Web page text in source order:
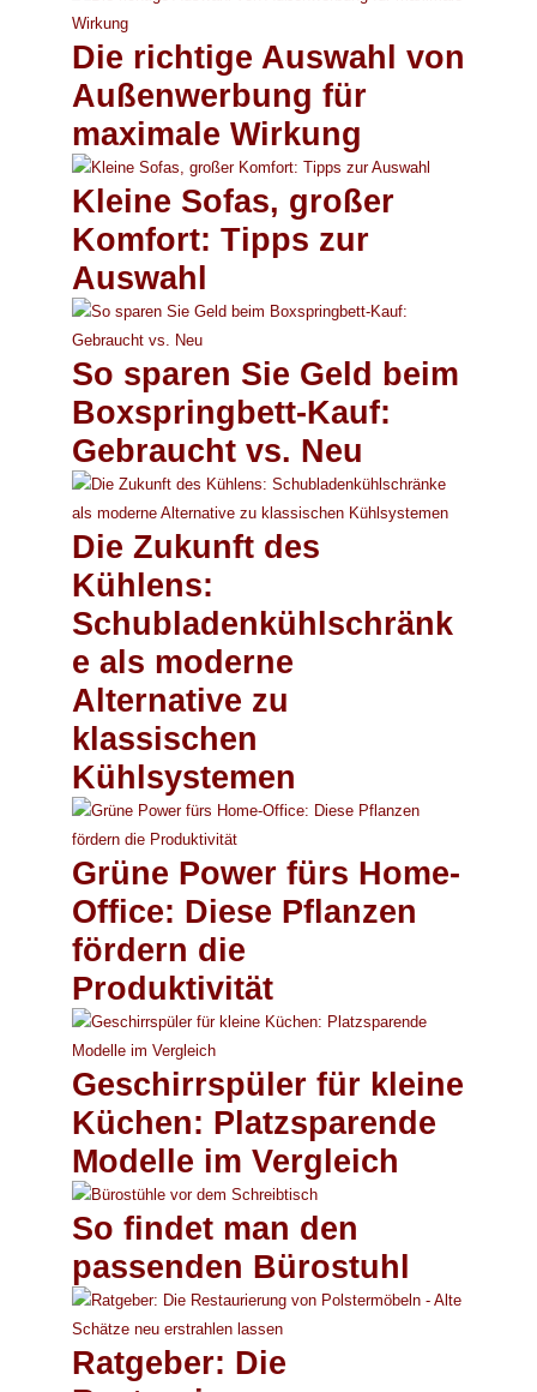
Die richtige Auswahl von
Außenwerbung für
maximale Wirkung
Kleine Sofas, großer
Komfort: Tipps zur
Auswahl
So sparen Sie Geld beim
Boxspringbett-Kauf:
Gebraucht vs. Neu
Die Zukunft des
Kühlens:
Schubladenkühlschränk
e als moderne
Alternative zu
klassischen
Kühlsystemen
Grüne Power fürs Home-
Office: Diese Pflanzen
fördern die
Produktivität
Geschirrspüler für kleine
Küchen: Platzsparende
Modelle im Vergleich
So findet man den
passenden Bürostuhl
Ratgeber: Die